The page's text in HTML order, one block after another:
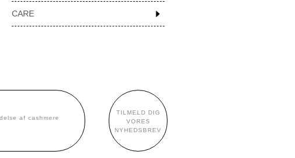
CARE
af cashmere
TILMELD DIG
VORES
NYHEDSBREV